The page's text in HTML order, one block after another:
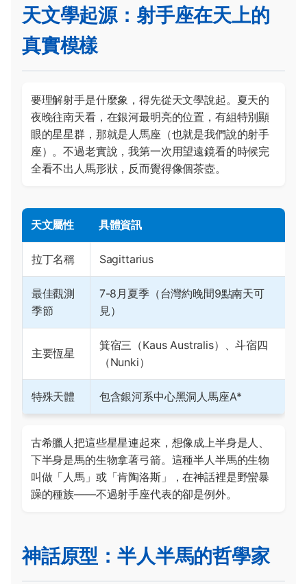
天文學起源：射手座在天上的
真實模樣
要理解射手是什麼象，得先從天文學說起。夏天的
夜晚往南天看，在銀河最明亮的位置，有組特別顯
眼的星星群，那就是人馬座（也就是我們說的射手
座）。不過老實說，我第一次用望遠鏡看的時候完
全看不出人馬形狀，反而覺得像個茶壺。
天文屬性 具體資訊
拉丁名稱 Sagittarius
最佳觀測
季節
7-8月夏季（台灣約晚間9點南天可
見）
主要恆星
箕宿三（Kaus Australis）、斗宿四
（Nunki）
特殊天體 包含銀河系中心黑洞人馬座A*
古希臘人把這些星星連起來，想像成上半身是人、
下半身是馬的生物拿著弓箭。這種半人半馬的生物
叫做「人馬」或「肯陶洛斯」，在神話裡是野蠻暴
躁的種族——不過射手座代表的卻是例外。
神話原型：半人半馬的哲學家